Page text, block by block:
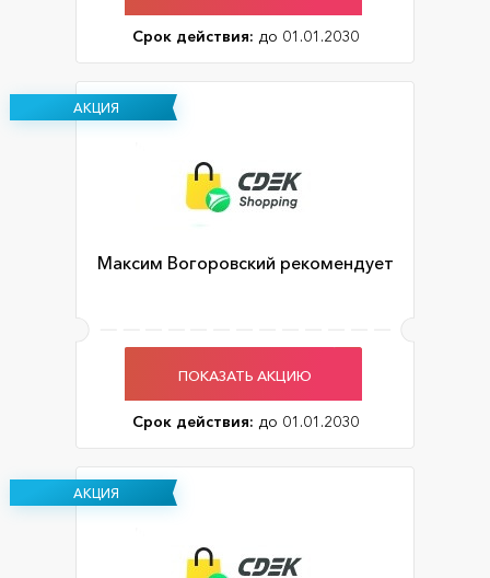
Срок действия: до 01.01.2030
АКЦИЯ
Максим Вогоровский рекомендует
ПОКАЗАТЬ АКЦИЮ
Срок действия: до 01.01.2030
АКЦИЯ